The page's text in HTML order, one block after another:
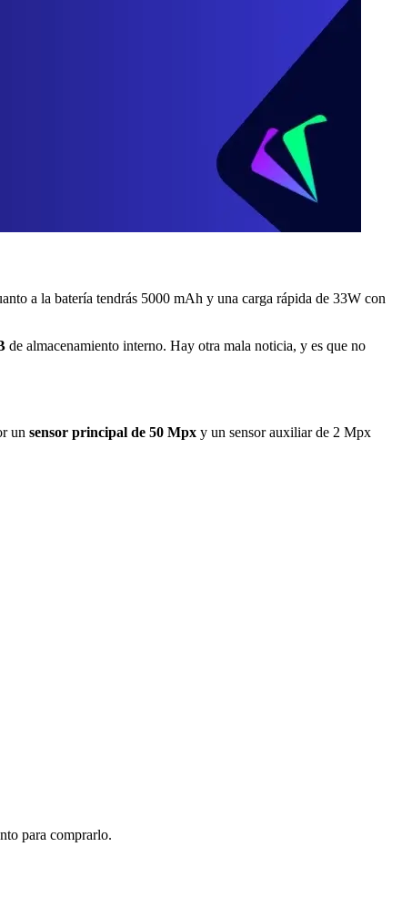
a la batería tendrás 5000 mAh y una carga rápida de 33W con
de almacenamiento interno. Hay otra mala noticia, y es que no
un sensor principal de 50 Mpx y un sensor auxiliar de 2 Mpx
para comprarlo.